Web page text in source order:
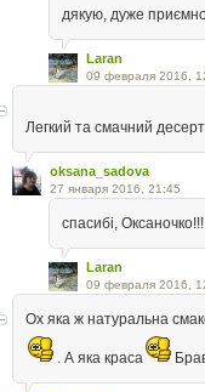
дякую, дуже
Laran
09 февраля 2016,
Легкий та смачний
oksana_sadova
27 января 2016, 21:45
спасибі, Оксаночко!!!
Laran
09 февраля 2016,
Ох яка ж натуральна
. А яка краса